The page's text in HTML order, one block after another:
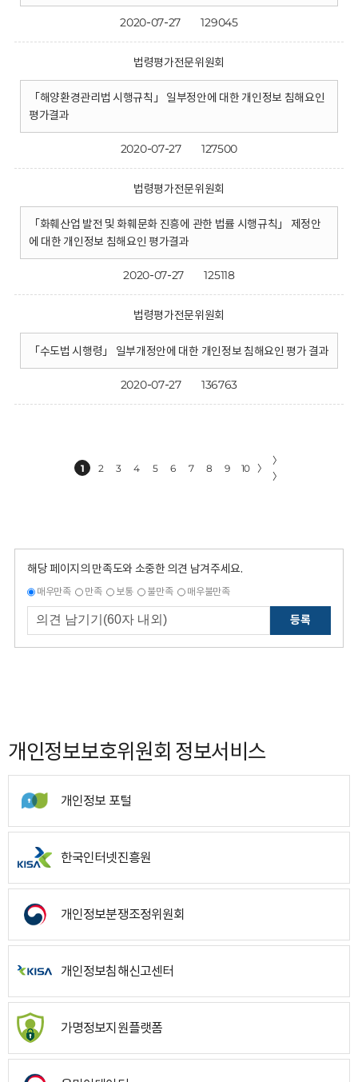
2020-07-27 129045
법령평가전문위원회
「해양환경관리법 시행규칙」 일부정안에 대한 개인정보 침해요인
평가결과
2020-07-27 127500
법령평가전문위원회
「화훼산업 발전 및 화훼문화 진흥에 관한 법률 시행규칙」 제정안
에 대한 개인정보 침해요인 평가결과
2020-07-27 125118
법령평가전문위원회
「수도법 시행령」 일부개정안에 대한 개인정보 침해요인 평가 결과
2020-07-27 136763
1 2 3 4 5 6 7 8 9 10 〉
〉
〉
해당 페이지의 만족도와 소중한 의견 남겨주세요.
매우만족 만족 보통 불만족 매우불만족
등록
개인정보보호위원회 정보서비스
개인정보 포털
한국인터넷진흥원
개인정보분쟁조정위원회
개인정보침해신고센터
가명정보지원플랫폼